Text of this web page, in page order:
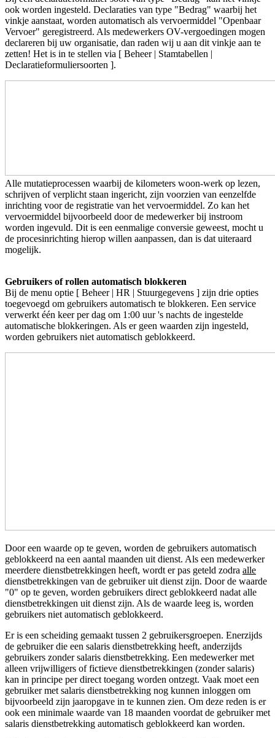
ook worden ingesteld. Declaraties van type "Bedrag" waarbij het
vinkje aanstaat, worden automatisch als vervoermiddel "Openbaar
Vervoer" geregistreerd. Als medewerkers OV-vergoedingen mogen
declareren bij uw organisatie, dan raden wij u aan dit vinkje aan te
zetten! Het is in te stellen via [ Beheer | Stamtabellen |
Declaratieformuliersoorten ].
Alle mutatieprocessen waarbij de kilometers woon-werk op lezen,
schrijven of verplicht staan ingericht, zijn voorzien van eenzelfde
inrichting voor de registratie van het vervoermiddel. Zo kan het
vervoermiddel bijvoorbeeld door de medewerker bij instroom
worden ingevuld. Dit is een eenmalige conversie geweest, mocht u
de procesinrichting hierop willen aanpassen, dan is dat uiteraard
mogelijk.
Gebruikers of rollen automatisch blokkeren
Bij de menu optie [ Beheer | HR | Stuurgegevens ] zijn drie opties
toegevoegd om gebruikers automatisch te blokkeren. Een service
verwerkt één keer per dag om 1:00 uur 's nachts de ingestelde
automatische blokkeringen. Als er geen waarden zijn ingesteld,
worden gebruikers niet automatisch geblokkeerd.
Door een waarde op te geven, worden de gebruikers automatisch
geblokkeerd na een aantal maanden uit dienst. Als een medewerker
meerdere dienstbetrekkingen heeft, wordt er pas geteld zodra alle
dienstbetrekkingen van de gebruiker uit dienst zijn. Door de waarde
"0" op te geven, worden gebruikers direct geblokkeerd nadat alle
dienstbetrekkingen uit dienst zijn. Als de waarde leeg is, worden
gebruikers niet automatisch geblokkeerd.
Er is een scheiding gemaakt tussen 2 gebruikersgroepen. Enerzijds
de gebruiker die een salaris dienstbetrekking heeft, anderzijds
gebruikers zonder salaris dienstbetrekking. Een medewerker met
alleen vrijwilligers of fictieve dienstbetrekkingen (zonder salaris)
kan in principe per direct toegang worden ontzegt. Vaak moet een
gebruiker met salaris dienstbetrekking nog kunnen inloggen om
bijvoorbeeld zijn jaaropgave in te kunnen zien. Om deze reden is er
ook een minimale waarde van 18 maanden voordat de gebruiker met
salaris dienstbetrekking automatisch geblokkeerd kan worden.